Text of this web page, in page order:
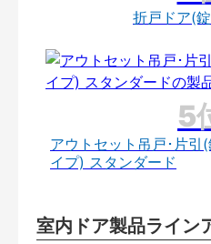
折戸ドア(
アウトセット吊戸･片引
イプ) スタンダード
室内ドア製品ライン